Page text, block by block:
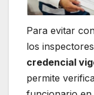
Para evitar
los
credencial
permite